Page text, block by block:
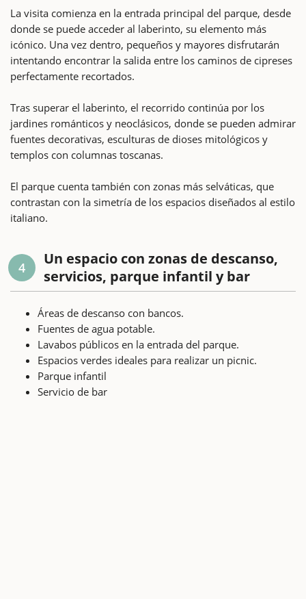
La visita comienza en la entrada principal del parque, desde
donde se puede acceder al laberinto, su elemento más
icónico. Una vez dentro, pequeños y mayores disfrutarán
intentando encontrar la salida entre los caminos de cipreses
perfectamente recortados.
Tras superar el laberinto, el recorrido continúa por los
jardines románticos y neoclásicos, donde se pueden admirar
fuentes decorativas, esculturas de dioses mitológicos y
templos con columnas toscanas.
El parque cuenta también con zonas más selváticas, que
contrastan con la simetría de los espacios diseñados al estilo
italiano.
4
Un espacio con zonas de descanso,
servicios, parque infantil y bar
Áreas de descanso con bancos.
Fuentes de agua potable.
Lavabos públicos en la entrada del parque.
Espacios verdes ideales para realizar un picnic.
Parque infantil
Servicio de bar